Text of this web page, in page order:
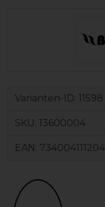
Varianten-ID: 11598
SKU: 13600004
EAN: